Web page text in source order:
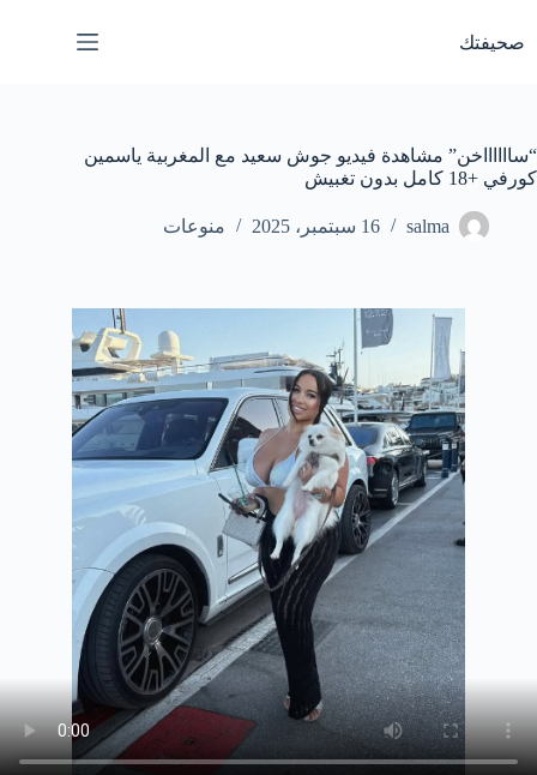
المحتوى
صحيفتك
“سااااااخن” مشاهدة فيديو جوش سعيد مع المغربية ياسمين
كورفي +18 كامل بدون تغبيش
salma 16 سبتمبر، 2025 منوعات